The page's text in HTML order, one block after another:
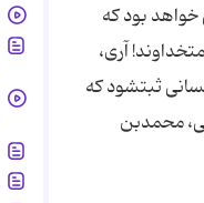
بود كه
آرى،
ثبت‏شود كه
تبیان: گروه دین و اندیشه - حسین عسگری 1. النعمانى، محمدبن